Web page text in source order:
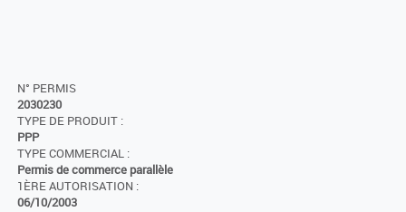
N° PERMIS
2030230
TYPE DE PRODUIT :
PPP
TYPE COMMERCIAL :
Permis de commerce parallèle
1ÈRE AUTORISATION :
06/10/2003